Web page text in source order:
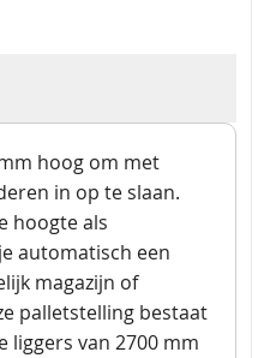
hoog om met
in op te slaan.
hoogte als
automatisch een
magazijn of
palletstelling bestaat
liggers van 2700 mm